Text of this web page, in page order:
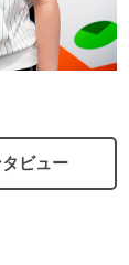
ビュー